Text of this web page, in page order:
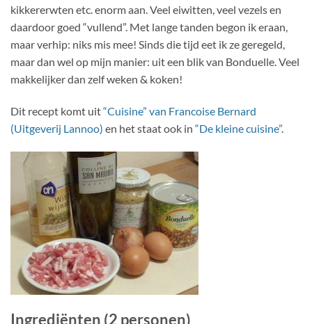
kikkererwten etc. enorm aan. Veel eiwitten, veel vezels en
daardoor goed “vullend”. Met lange tanden begon ik eraan,
maar verhip: niks mis mee! Sinds die tijd eet ik ze geregeld,
maar dan wel op mijn manier: uit een blik van Bonduelle. Veel
makkelijker dan zelf weken & koken!
Dit recept komt uit“Cuisine” van Francoise Bernard
(Uitgeverij Lannoo) en het staat ook in “De kleine cuisine”.
Ingrediënten (2 personen)